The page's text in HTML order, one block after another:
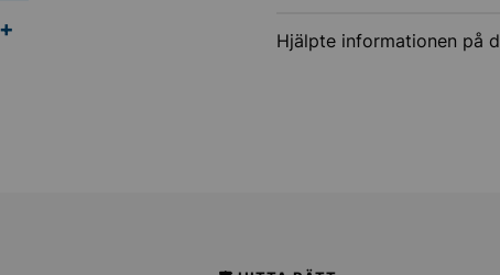
Undermeny för Vuxenutbildning och VFU
Hjälpte informationen på